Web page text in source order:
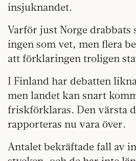
insjuknandet.
Varför just Norge drabbats
ingen som vet, men flera
att förklaringen troligen
I Finland har debatten
men landet kan snart
friskförklaras. Den värsta
rapporteras nu vara över.
Antalet bekräftade fall av